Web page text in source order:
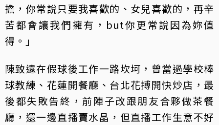
擔，你常說只要我喜歡的、女兒喜歡的，再辛
苦都會讓我們擁有，but你更常說因為妳值
得。」
陳致遠在假球後工作一路坎坷，曾當過學校棒
球教練、花蓮開餐廳、台北花搏開快炒店，最
後都失敗告終，前陣子改跟朋友合夥做茶餐
廳，還一邊直播賣水晶，但直播工作生意不好